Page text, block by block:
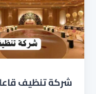
شركة تنظيف